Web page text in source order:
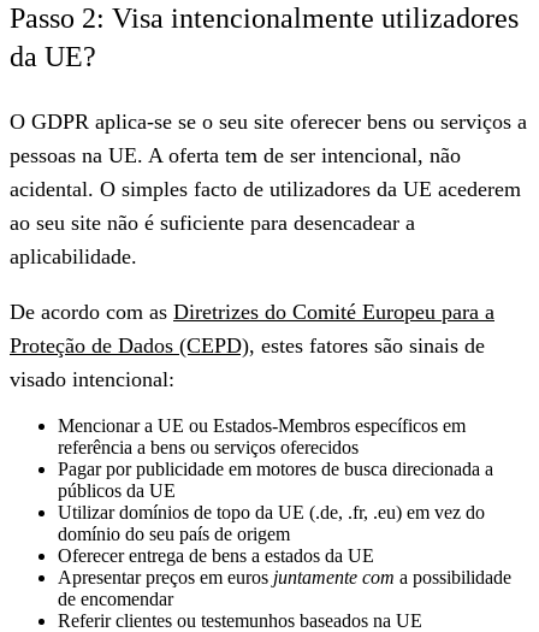
Passo 2: Visa intencionalmente utilizadores
da UE?
O GDPR aplica-se se o seu site oferecer bens ou serviços a
pessoas na UE. A oferta tem de ser intencional, não
acidental. O simples facto de utilizadores da UE acederem
ao seu site não é suficiente para desencadear a
aplicabilidade.
De acordo com as Diretrizes do Comité Europeu para a
Proteção de Dados (CEPD), estes fatores são sinais de
visado intencional:
Mencionar a UE ou Estados-Membros específicos em
referência a bens ou serviços oferecidos
Pagar por publicidade em motores de busca direcionada a
públicos da UE
Utilizar domínios de topo da UE (.de, .fr, .eu) em vez do
domínio do seu país de origem
Oferecer entrega de bens a estados da UE
Apresentar preços em euros juntamente com a possibilidade
de encomendar
Referir clientes ou testemunhos baseados na UE